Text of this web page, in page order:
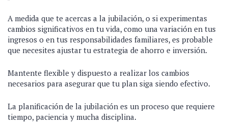
A medida que te acercas a la jubilación, o si experimentas
cambios significativos en tu vida, como una variación en tus
ingresos o en tus responsabilidades familiares, es probable
que necesites ajustar tu estrategia de ahorro e inversión.
Mantente flexible y dispuesto a realizar los cambios
necesarios para asegurar que tu plan siga siendo efectivo.
La planificación de la jubilación es un proceso que requiere
tiempo, paciencia y mucha disciplina.